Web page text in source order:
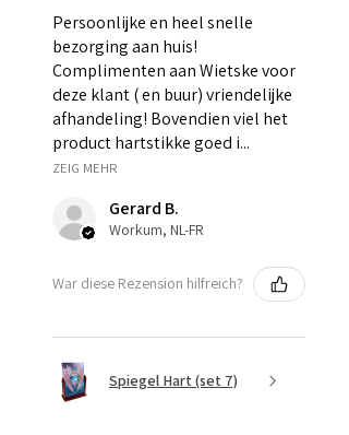
Persoonlijke en heel snelle
bezorging aan huis!
Complimenten aan Wietske voor
deze klant ( en buur) vriendelijke
afhandeling! Bovendien viel het
product hartstikke goed i...
ZEIG MEHR
Gerard B.
Workum, NL-FR
War diese Rezension hilfreich?
Spiegel Hart (set 7)